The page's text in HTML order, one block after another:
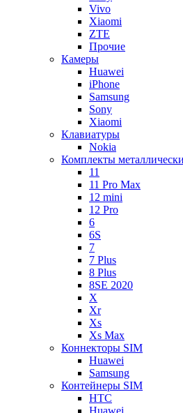
Vivo
Xiaomi
ZTE
Прочие
Камеры
Huawei
iPhone
Samsung
Sony
Xiaomi
Клавиатуры
Nokia
Комплекты
11
11 Pro Max
12 mini
12 Pro
6
6S
7
7 Plus
8 Plus
8SE 2020
X
Xr
Xs
Xs Max
Коннекторы SIM
Huawei
Samsung
Контейнеры SIM
HTC
Huawei